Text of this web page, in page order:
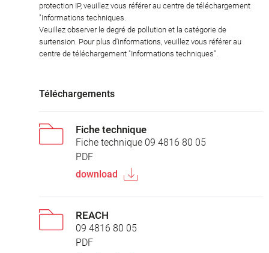
protection IP, veuillez vous référer au centre de téléchargement
"Informations techniques.
Veuillez observer le degré de pollution et la catégorie de
surtension. Pour plus d'informations, veuillez vous référer au
centre de téléchargement "Informations techniques".
Téléchargements
Fiche technique
Fiche technique 09 4816 80 05
PDF
download
REACH
09 4816 80 05
PDF